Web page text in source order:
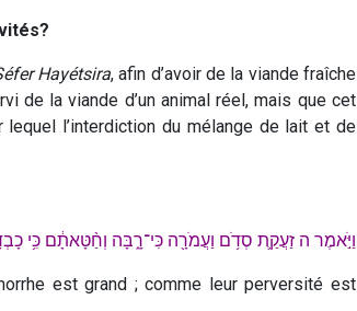
Hayétsira, afin d’avoir de la viande fraîche
de la viande d’un animal réel, mais que cet
lequel l’interdiction du mélange de lait et de
וַיֹּ֣אמֶר ה זַעֲקַ֛ת סְדֹ֥ם וַעֲמֹרָ֖ה כִּי־רָ֑בָּה וְחַ֨טָּאתָ֔ם כִּ֥י כָבְדָ֖ה
est grand ; comme leur perversité est